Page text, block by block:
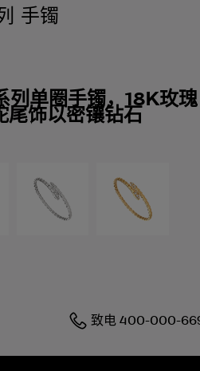
手镯
单圈手镯，18K玫瑰
尾饰以密镶钻石
致电400-000-